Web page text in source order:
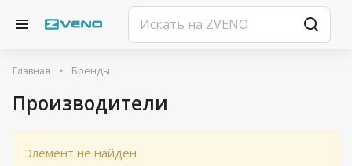
Главная Бренды
Производители
Элемент не найден